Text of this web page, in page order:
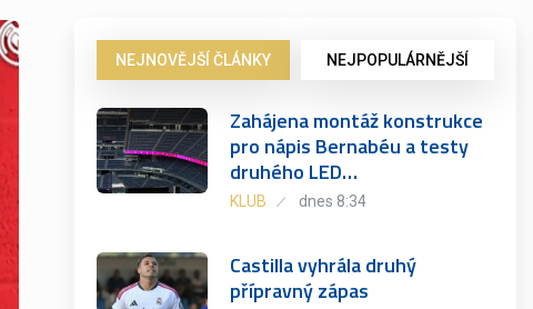
NEJNOVĚJŠÍ ČLÁNKY NEJPOPULÁRNĚJŠÍ
Zahájena montáž konstrukce
pro nápis Bernabéu a testy
druhého LED…
KLUB dnes 8:34
Castilla vyhrála druhý
přípravný zápas